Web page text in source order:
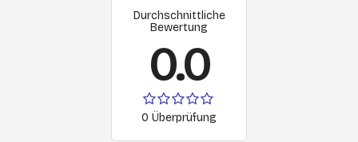
Durchschnittliche
Bewertung
0.0
0 Überprüfung